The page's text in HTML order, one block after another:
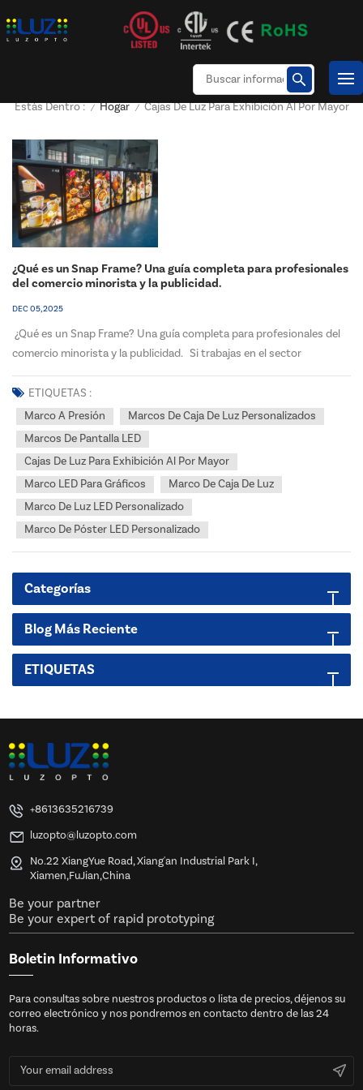
Estás Dentro : / Hogar / Cajas De Luz Para Exhibición Al Por Mayor
¿Qué es un Snap Frame? Una guía completa para profesionales
del comercio minorista y la publicidad.
DEC 05, 2025
¿Qué es un Snap Frame? Una guía completa para profesionales del
comercio minorista y la publicidad. Si trabajas en el sector
minorista o publicitario, probablemente hayas oído hablar del
término "marco a presión". Pero ¿qué es exactamente y por qué se
usa tanto? En esta guía, te explicaremos todo...
ETIQUETAS :
Marco A Presión
Marcos De Caja De Luz Personalizados
Marcos De Pantalla LED
Cajas De Luz Para Exhibición Al Por Mayor
Marco LED Para Gráficos
Marco De Caja De Luz
Marco De Luz LED Personalizado
Marco De Póster LED Personalizado
Categorías
Blog Más Reciente
ETIQUETAS
+8613635216739
luzopto@luzopto.com
No.22 XiangYue Road, Xiang'an Industrial Park I,
Xiamen,FuJian,China
Be your partner
Be your expert of rapid prototyping
Boletin Informativo
Para consultas sobre nuestros productos o lista de precios, déjenos su
correo electrónico y nos pondremos en contacto dentro de las 24
horas.